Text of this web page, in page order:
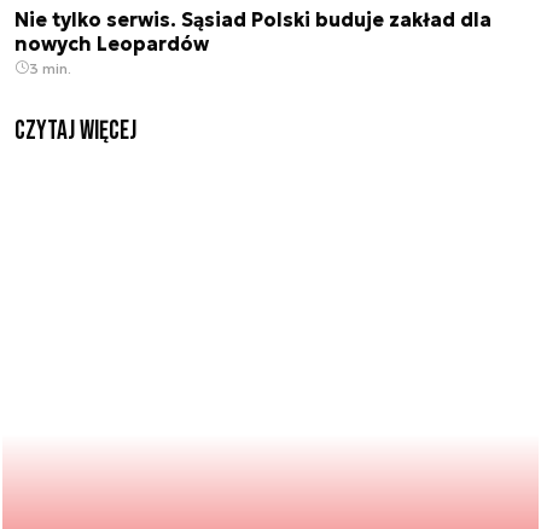
Nie tylko serwis. Sąsiad Polski buduje zakład dla
nowych Leopardów
3 min.
czytaj więcej